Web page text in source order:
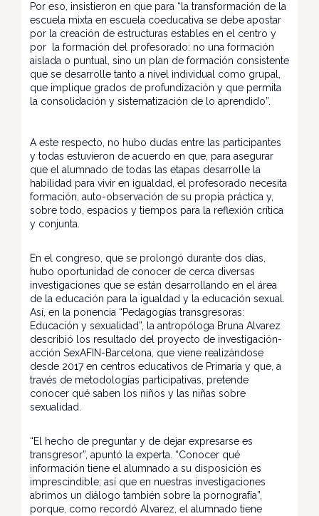
Por eso, insistieron en que para “la transformación de la
escuela mixta en escuela coeducativa se debe apostar
por la creación de estructuras estables en el centro y
por la formación del profesorado: no una formación
aislada o puntual, sino un plan de formación consistente
que se desarrolle tanto a nivel individual como grupal,
que implique grados de profundización y que permita
la consolidación y sistematización de lo aprendido”.
A este respecto, no hubo dudas entre las participantes
y todas estuvieron de acuerdo en que, para asegurar
que el alumnado de todas las etapas desarrolle la
habilidad para vivir en igualdad, el profesorado necesita
formación, auto-observación de su propia práctica y,
sobre todo, espacios y tiempos para la reflexión crítica
y conjunta.
En el congreso, que se prolongó durante dos días,
hubo oportunidad de conocer de cerca diversas
investigaciones que se están desarrollando en el área
de la educación para la igualdad y la educación sexual.
Así, en la ponencia “Pedagogías transgresoras:
Educación y sexualidad”, la antropóloga Bruna Alvarez
describió los resultado del proyecto de investigación-
acción SexAFIN-Barcelona, que viene realizándose
desde 2017 en centros educativos de Primaria y que, a
través de metodologías participativas, pretende
conocer qué saben los niños y las niñas sobre
sexualidad.
“El hecho de preguntar y de dejar expresarse es
transgresor”, apuntó la experta. “Conocer qué
información tiene el alumnado a su disposición es
imprescindible; así que en nuestras investigaciones
abrimos un diálogo también sobre la pornografía”,
porque, como recordó Alvarez, el alumnado tiene